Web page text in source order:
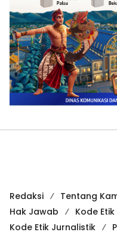
Redaksi Tentang
Hak Jawab
Kode Etik
Kode Etik Jurnalistik